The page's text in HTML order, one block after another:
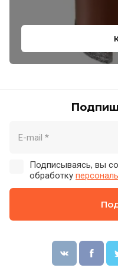
Подписываясь, вы
обработку